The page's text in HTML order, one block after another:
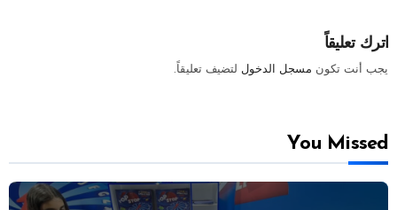
اترك تعليقاً
يجب أنت تكون مسجل الدخول لتضيف تعليقاً.
You Missed